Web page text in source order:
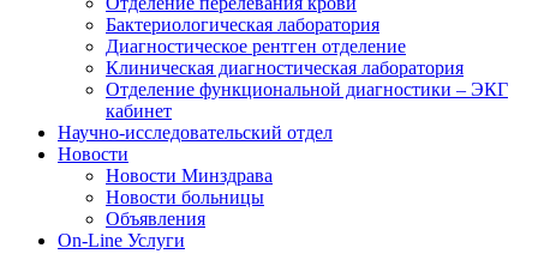
Бактериологическая лаборатория
Диагностическое рентген отделение
Клиническая диагностическая лаборатория
Отделение функциональной диагностики – ЭКГ
кабинет
Научно-исследовательский отдел
Новости
Новости Минздрава
Новости больницы
Объявления
On-Line Услуги